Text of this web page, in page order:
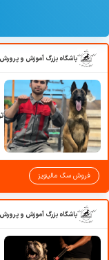
باشگاه بزرگ آموزش و
فروش سگ مالینویز
باشگاه بزرگ آموزش و